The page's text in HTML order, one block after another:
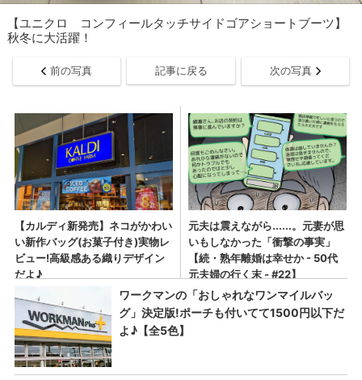
【ユニクロ コンフィールタッチサイドゴアショートブーツ】
秋冬に大活躍！
前の写真 記事に戻る 次の写真